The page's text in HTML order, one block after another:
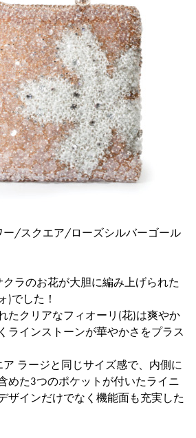
/スクエア/ローズシルバーゴール
ラのお花が大胆に編み上げられた
)でした！
たクリアなフィオーリ(花)は爽やか
ラインストーンが華やかさをプラス
ラージと同じサイズ感で、内側に
めた3つのポケットが付いたライニ
ザインだけでなく機能面も充実した